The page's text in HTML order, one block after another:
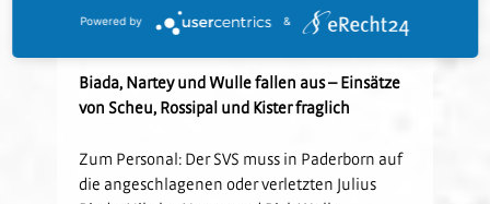
können“, so Kleppinger vor der Partie beim
aktuellen Tabellenzehnten.
Biada, Nartey und Wulle fallen aus – Einsätze
von Scheu, Rossipal und Kister fraglich
Zum Personal: Der SVS muss in Paderborn auf
die angeschlagenen oder verletzten Julius
Powered by &